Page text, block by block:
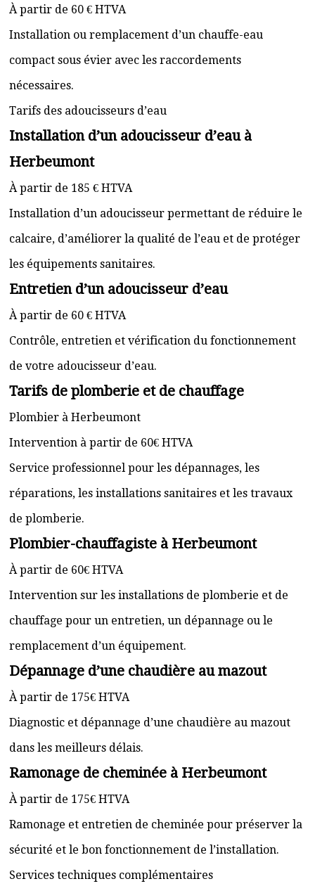
À partir de 60 € HTVA
Installation ou remplacement d’un chauffe-eau
compact sous évier avec les raccordements
nécessaires.
Tarifs des adoucisseurs d’eau
Installation d’un adoucisseur d’eau à
Herbeumont
À partir de 185 € HTVA
Installation d’un adoucisseur permettant de réduire le
calcaire, d’améliorer la qualité de l’eau et de protéger
les équipements sanitaires.
Entretien d’un adoucisseur d’eau
À partir de 60 € HTVA
Contrôle, entretien et vérification du fonctionnement
de votre adoucisseur d’eau.
Tarifs de plomberie et de chauffage
Plombier à Herbeumont
Intervention à partir de 60€ HTVA
Service professionnel pour les dépannages, les
réparations, les installations sanitaires et les travaux
de plomberie.
Plombier-chauffagiste à Herbeumont
À partir de 60€ HTVA
Intervention sur les installations de plomberie et de
chauffage pour un entretien, un dépannage ou le
remplacement d’un équipement.
Dépannage d’une chaudière au mazout
À partir de 175€ HTVA
Diagnostic et dépannage d’une chaudière au mazout
dans les meilleurs délais.
Ramonage de cheminée à Herbeumont
À partir de 175€ HTVA
Ramonage et entretien de cheminée pour préserver la
sécurité et le bon fonctionnement de l’installation.
Services techniques complémentaires